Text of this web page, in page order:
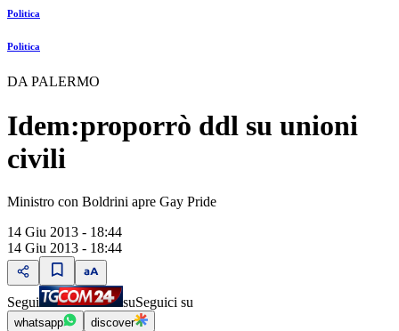
Politica
Politica
DA PALERMO
Idem:proporrò ddl su unioni
civili
Ministro con Boldrini apre Gay Pride
14 Giu 2013 - 18:44
14 Giu 2013 - 18:44
Segui suSeguici su
whatsapp discover